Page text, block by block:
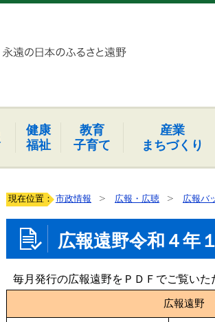
健康
福祉
教育
子育て
産業
まちづくり
現在位置： 市政情報 広報・広聴 広報バ
広報遠野令和４
毎月発行の広報遠野をＰＤＦでご覧いた
広報遠野